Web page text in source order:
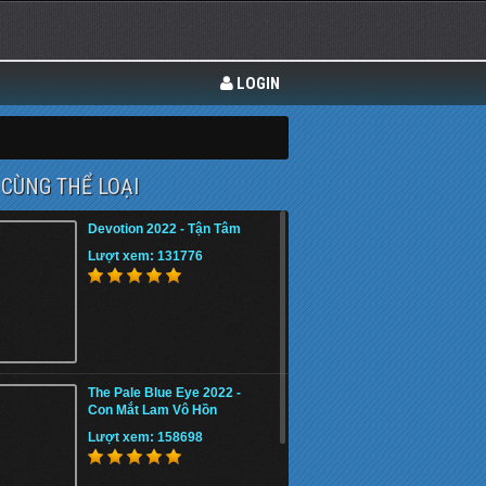
LOGIN
CÙNG THỂ LOẠI
Devotion 2022 - Tận Tâm
Lượt xem: 131776
The Pale Blue Eye 2022 -
Con Mắt Lam Vô Hồn
Lượt xem: 158698